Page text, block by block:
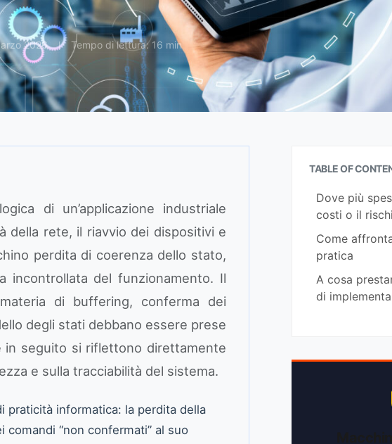
2026 Tempo di lettura: 16 min
di un’applicazione industriale
della rete, il riavvio dei dispositivi e
perdita di coerenza dello stato,
incontrollata del funzionamento. Il
di buffering, conferma dei
degli stati debbano essere prese
seguito si riflettono direttamente
e sulla tracciabilità del sistema.
praticità informatica: la perdita della
“non confermati” al suo
TABLE OF
Dove più
costi o il
Come
pratica
A cosa
di